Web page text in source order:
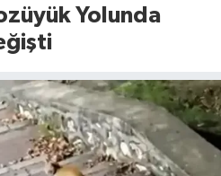
Yolunda